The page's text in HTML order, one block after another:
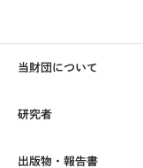
当財団について
研究者
出版物・報告書